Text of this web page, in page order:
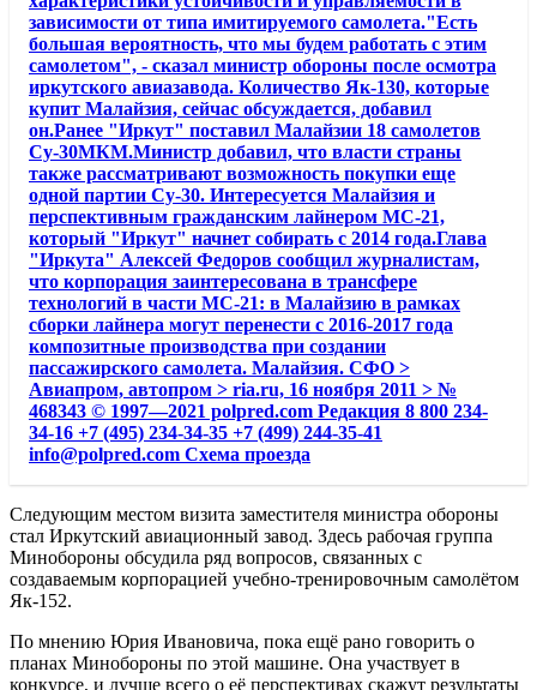
зависимости от типа имитируемого самолета."Есть
большая вероятность, что мы будем работать с этим
самолетом", - сказал министр обороны после осмотра
иркутского авиазавода. Количество Як-130, которые
купит Малайзия, сейчас обсуждается, добавил
он.Ранее "Иркут" поставил Малайзии 18 самолетов
Су-30МКМ.Министр добавил, что власти страны
также рассматривают возможность покупки еще
одной партии Су-30. Интересуется Малайзия и
перспективным гражданским лайнером МС-21,
который "Иркут" начнет собирать с 2014 года.Глава
"Иркута" Алексей Федоров сообщил журналистам,
что корпорация заинтересована в трансфере
технологий в части МС-21: в Малайзию в рамках
сборки лайнера могут перенести с 2016-2017 года
композитные производства при создании
пассажирского самолета. Малайзия. СФО >
Авиапром, автопром > ria.ru, 16 ноября 2011 > №
468343 © 1997—2021 polpred.com Редакция 8 800 234-
34-16 +7 (495) 234-34-35 +7 (499) 244-35-41
info@polpred.com Схема проезда
Следующим местом визита заместителя министра обороны
стал Иркутский авиационный завод. Здесь рабочая группа
Минобороны обсудила ряд вопросов, связанных с
создаваемым корпорацией учебно-тренировочным самолётом
Як-152.
По мнению Юрия Ивановича, пока ещё рано говорить о
планах Минобороны по этой машине. Она участвует в
конкурсе, и лучше всего о её перспективах скажут результаты